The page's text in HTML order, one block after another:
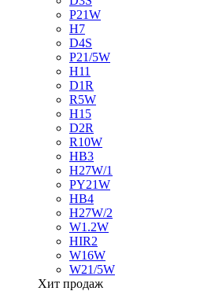
P21W
H7
D4S
P21/5W
H11
D1R
R5W
H15
D2R
R10W
HB3
H27W/1
PY21W
HB4
H27W/2
W1.2W
HIR2
W16W
W21/5W
Хит продаж